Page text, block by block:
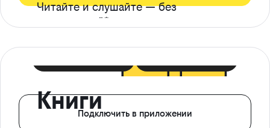
Читайте и слушайте — без
ограничений*
КнигиПодключить в приложении